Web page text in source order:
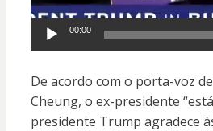
00:00
De acordo com o porta-voz
Cheung, o ex-presidente “está
presidente Trump agradece